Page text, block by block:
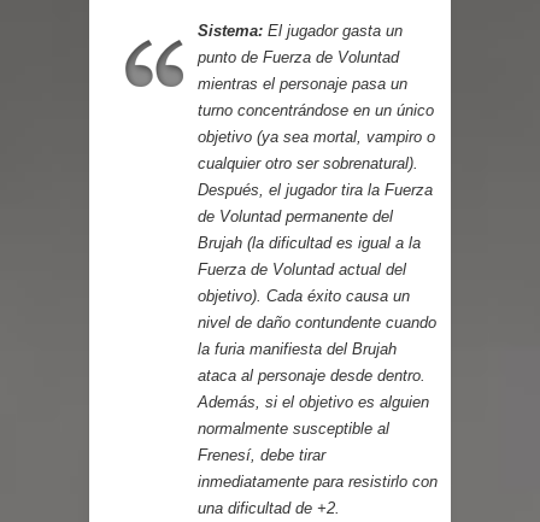
Sistema: El jugador gasta un
punto de Fuerza de Voluntad
mientras el personaje pasa un
turno concentrándose en un único
objetivo (ya sea mortal, vampiro o
cualquier otro ser sobrenatural).
Después, el jugador tira la Fuerza
de Voluntad permanente del
Brujah (la dificultad es igual a la
Fuerza de Voluntad actual del
objetivo). Cada éxito causa un
nivel de daño contundente cuando
la furia manifiesta del Brujah
ataca al personaje desde dentro.
Además, si el objetivo es alguien
normalmente susceptible al
Frenesí, debe tirar
inmediatamente para resistirlo con
una dificultad de +2.